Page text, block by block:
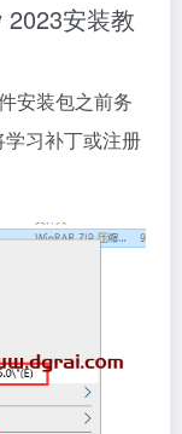
安装教
安装包之前务
习补丁或注册